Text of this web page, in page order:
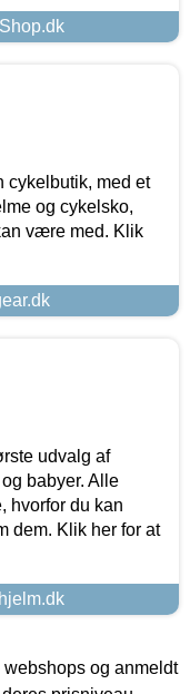
cykelbutik, med et
og cykelsko,
være med. Klik
udvalg af
babyer. Alle
hvorfor du kan
dem. Klik her for at
og anmeldt